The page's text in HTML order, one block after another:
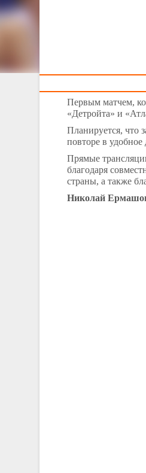
Первым матчем,
«Детройта» и
Планируется, что
повторе в удобное
Прямые
благодаря
страны, а также
Николай